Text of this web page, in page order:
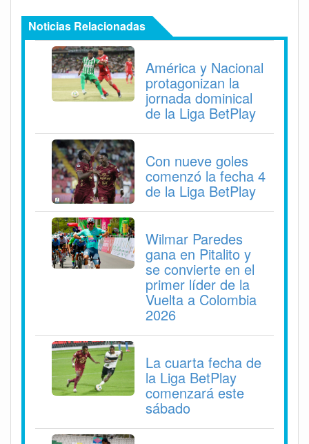
Noticias Relacionadas
América y Nacional
protagonizan la
jornada dominical
de la Liga BetPlay
Con nueve goles
comenzó la fecha 4
de la Liga BetPlay
Wilmar Paredes
gana en Pitalito y
se convierte en el
primer líder de la
Vuelta a Colombia
2026
La cuarta fecha de
la Liga BetPlay
comenzará este
sábado